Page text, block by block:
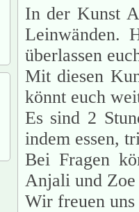
In der Kunst
Leinwänden.
überlassen
Mit diesen
könnt euch
Es sind 2
indem essen,
Bei Fragen
Anjali und Zoe
Wir freuen